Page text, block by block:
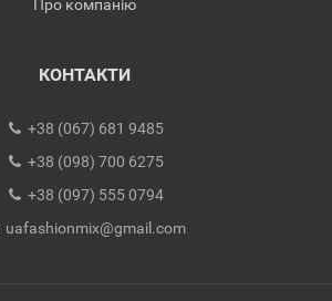
Про компанію
КОНТАКТИ
+38 (067) 681 9485
+38 (098) 700 6275
+38 (097) 555 0794
uafashionmix@gmail.com